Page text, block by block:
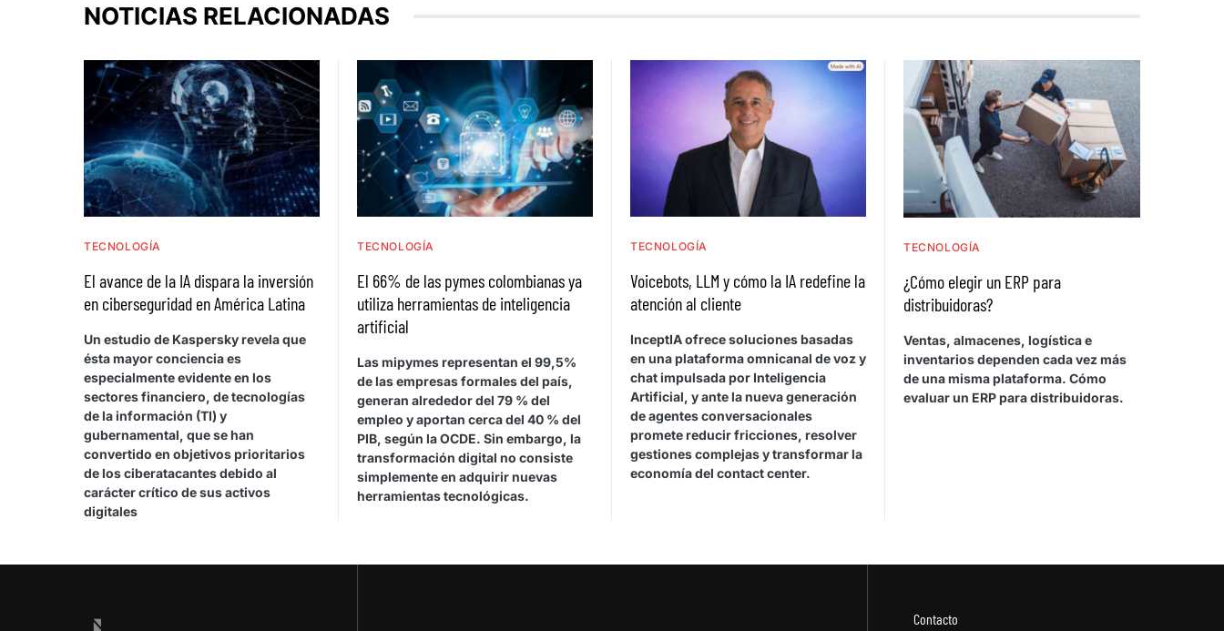
NOTICIAS RELACIONADAS
TECNOLOGÍA
El avance de la IA dispara la inversión
en ciberseguridad en América Latina
Un estudio de Kaspersky revela que
ésta mayor conciencia es
especialmente evidente en los
sectores financiero, de tecnologías
de la información (TI) y
gubernamental, que se han
convertido en objetivos prioritarios
de los ciberatacantes debido al
carácter crítico de sus activos
digitales
TECNOLOGÍA
El 66% de las pymes colombianas ya
utiliza herramientas de inteligencia
artificial
Las mipymes representan el 99,5%
de las empresas formales del país,
generan alrededor del 79 % del
empleo y aportan cerca del 40 % del
PIB, según la OCDE. Sin embargo, la
transformación digital no consiste
simplemente en adquirir nuevas
herramientas tecnológicas.
TECNOLOGÍA
Voicebots, LLM y cómo la IA redefine la
atención al cliente
InceptIA ofrece soluciones basadas
en una plataforma omnicanal de voz y
chat impulsada por Inteligencia
Artificial, y ante la nueva generación
de agentes conversacionales
promete reducir fricciones, resolver
gestiones complejas y transformar la
economía del contact center.
TECNOLOGÍA
¿Cómo elegir un ERP para
distribuidoras?
Ventas, almacenes, logística e
inventarios dependen cada vez más
de una misma plataforma. Cómo
evaluar un ERP para distribuidoras.
Contacto